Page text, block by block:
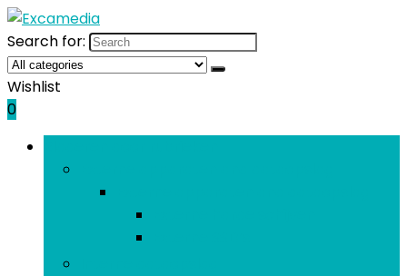
Search for:
Wishlist
0